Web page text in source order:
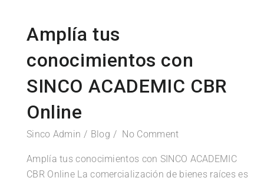
Amplía tus
conocimientos con
SINCO ACADEMIC CBR
Online
Sinco Admin Blog No Comment
Amplía tus conocimientos con SINCO ACADEMIC
CBR Online La comercialización de bienes raíces es